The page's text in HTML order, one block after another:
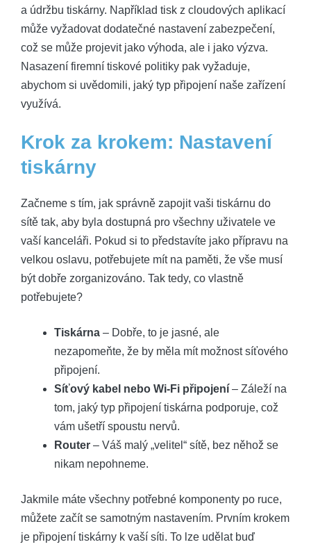
a údržbu tiskárny. Například tisk z cloudových aplikací
může vyžadovat dodatečné nastavení zabezpečení,
což se může projevit jako výhoda, ale i jako výzva.
Nasazení firemní tiskové politiky pak vyžaduje,
abychom si uvědomili, jaký typ připojení naše zařízení
využívá.
Krok za krokem: Nastavení
tiskárny
Začneme s tím, jak správně zapojit vaši tiskárnu do
sítě tak, aby byla dostupná pro všechny uživatele ve
vaší kanceláři. Pokud si to představíte jako přípravu na
velkou oslavu, potřebujete mít na paměti, že vše musí
být dobře zorganizováno. Tak tedy, co vlastně
potřebujete?
Tiskárna – Dobře, to je jasné, ale
nezapomeňte, že by měla mít možnost síťového
připojení.
Síťový kabel nebo Wi-Fi připojení – Záleží na
tom, jaký typ připojení tiskárna podporuje, což
vám ušetří spoustu nervů.
Router – Váš malý „velitel“ sítě, bez něhož se
nikam nepohneme.
Jakmile máte všechny potřebné komponenty po ruce,
můžete začít se samotným nastavením. Prvním krokem
je připojení tiskárny k vaší síti. To lze udělat buď